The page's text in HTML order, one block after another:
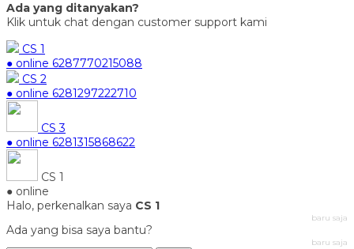
Ada yang ditanyakan?
Klik untuk chat dengan customer support kami
CS 1
● online 6287770215088
CS 2
● online 6281297222710
CS 3
● online 6281315868622
CS 1
● online
Halo, perkenalkan saya CS 1
baru saja
Ada yang bisa saya bantu?
baru saja